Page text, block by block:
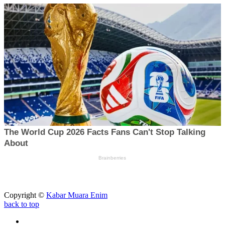
Copyright © Kabar Muara Enim
back to top